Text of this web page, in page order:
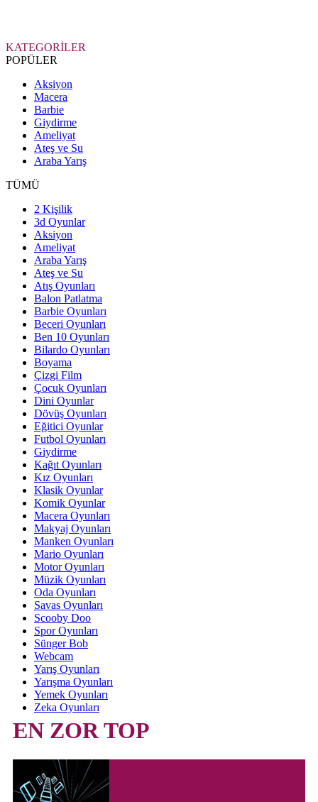
KATEGORİLER
POPÜLER
Aksiyon
Macera
Barbie
Giydirme
Ameliyat
Ateş ve Su
Araba Yarış
TÜMÜ
2 Kişilik
3d Oyunlar
Aksiyon
Ameliyat
Araba Yarış
Ateş ve Su
Atış Oyunları
Balon Patlatma
Barbie Oyunları
Beceri Oyunları
Ben 10 Oyunları
Bilardo Oyunları
Boyama
Çizgi Film
Çocuk Oyunları
Dini Oyunlar
Dövüş Oyunları
Eğitici Oyunlar
Futbol Oyunları
Giydirme
Kağıt Oyunları
Kız Oyunları
Klasik Oyunlar
Komik Oyunlar
Macera Oyunları
Makyaj Oyunları
Manken Oyunları
Mario Oyunları
Motor Oyunları
Müzik Oyunları
Oda Oyunları
Savas Oyunları
Scooby Doo
Spor Oyunları
Sünger Bob
Webcam
Yarış Oyunları
Yarışma Oyunları
Yemek Oyunları
Zeka Oyunları
EN ZOR TOP